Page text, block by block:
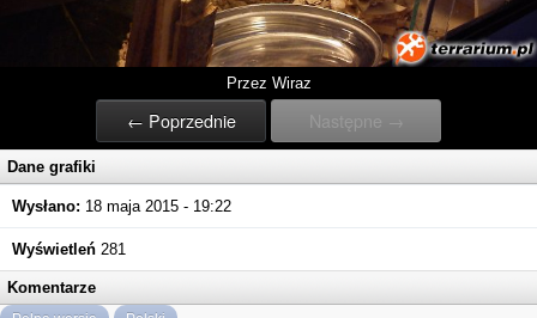
Przez Wiraz
← Poprzednie Następne →
Dane grafiki
Wysłano: 18 maja 2015 - 19:22
Wyświetleń 281
Komentarze